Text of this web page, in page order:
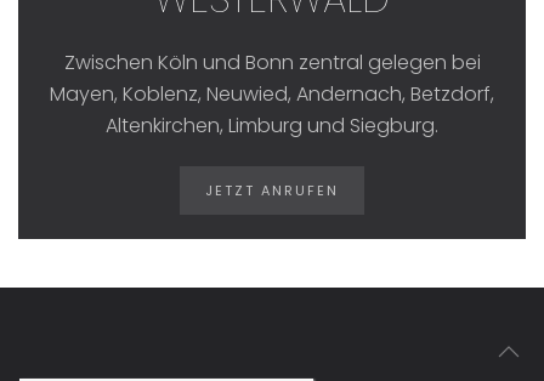
Zwischen Köln und Bonn zentral gelegen bei
Mayen, Koblenz, Neuwied, Andernach, Betzdorf,
Altenkirchen, Limburg und Siegburg.
JETZT ANRUFEN